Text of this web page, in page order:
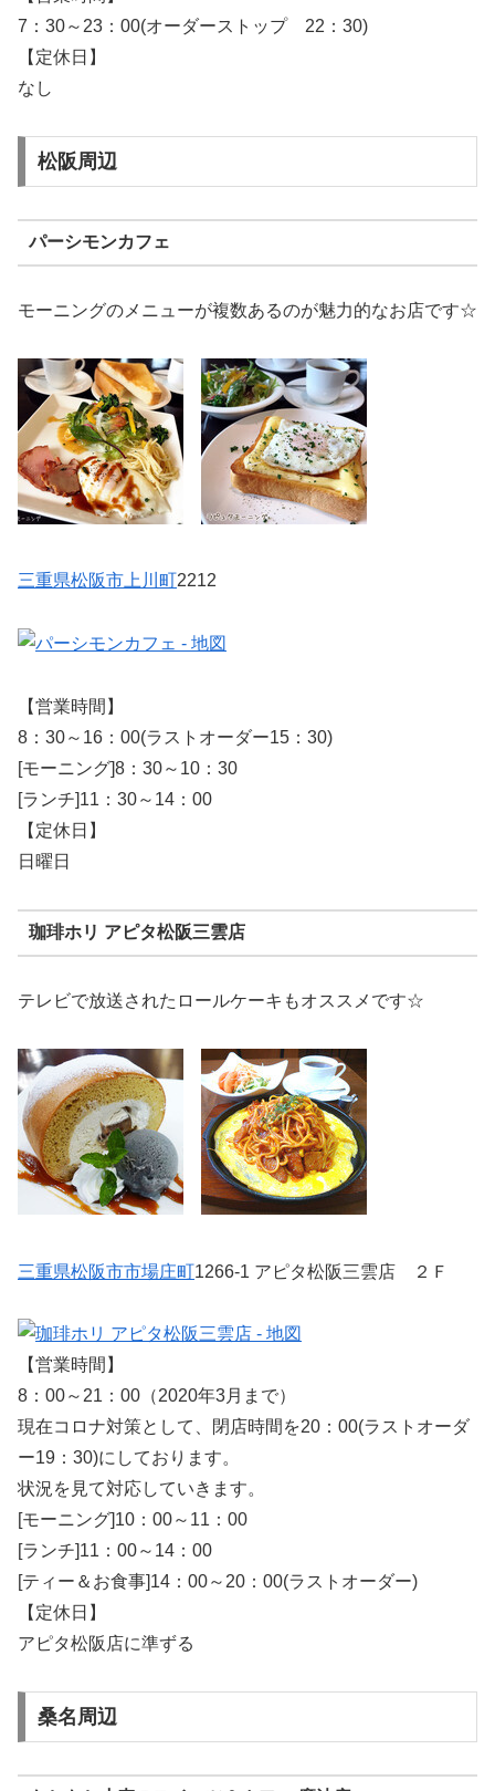
7：30～23：00(オーダーストップ 22：30)
【定休日】
なし
松阪周辺
パーシモンカフェ
モーニングのメニューが複数あるのが魅力的なお店です☆
三重県松阪市上川町2212
【営業時間】
8：30～16：00(ラストオーダー15：30)
[モーニング]8：30～10：30
[ランチ]11：30～14：00
【定休日】
日曜日
珈琲ホリ アピタ松阪三雲店
テレビで放送されたロールケーキもオススメです☆
三重県松阪市市場庄町1266-1 アピタ松阪三雲店 ２Ｆ
【営業時間】
8：00～21：00（2020年3月まで）
現在コロナ対策として、閉店時間を20：00(ラストオーダ
ー19：30)にしております。
状況を見て対応していきます。
[モーニング]10：00～11：00
[ランチ]11：00～14：00
[ティー＆お食事]14：00～20：00(ラストオーダー)
【定休日】
アピタ松阪店に準ずる
桑名周辺